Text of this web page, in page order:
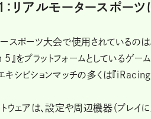
：リアルモータースポー
スポーツ大会で使用されているのは
』をプラットフォームとしているゲー
シビションマッチの多くは『iRacing
ウェアは、設定や周辺機器（プレ